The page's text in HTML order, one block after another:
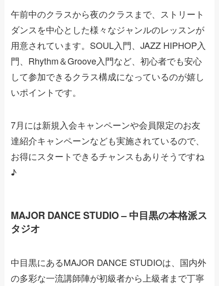
午前中のクラスから夜のクラスまで、ストリート
ダンスを中心とした様々なジャンルのレッスンが
用意されています。SOUL入門、JAZZ HIPHOP入
門、Rhythm＆Groove入門など、初心者でも安心
して参加できるクラス構成になっているのが嬉し
いポイントです。
7月には新規入会キャンペーンや会員限定のお友
達紹介キャンペーンなども実施されているので、
お得にスタートできるチャンスもありそうですね
♪
MAJOR DANCE STUDIO – 中目黒の本格派ス
タジオ
中目黒にあるMAJOR DANCE STUDIOは、国内外
の多彩な一流講師陣が初級者から上級者まで丁寧